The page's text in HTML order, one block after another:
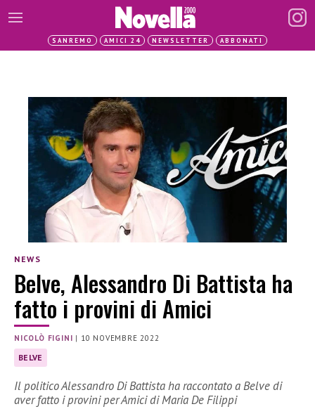
SANREMO AMICI 24 NEWSLETTER ABBONATI
NEWS
Belve, Alessandro Di Battista ha
fatto i provini di Amici
NICOLÒ FIGINI | 10 NOVEMBRE 2022
BELVE
Il politico Alessandro Di Battista ha raccontato a Belve di
aver fatto i provini per Amici di Maria De Filippi